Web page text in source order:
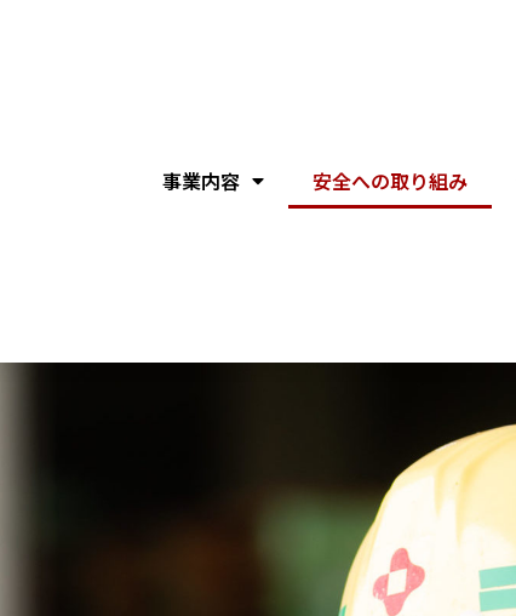
事業内容 安全への取り組み